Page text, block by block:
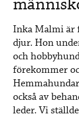
Inka Malmi är
djur. Hon
och
förekommer
också av
leder. Vi